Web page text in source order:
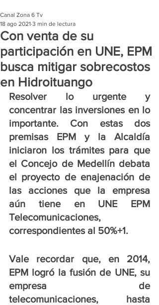
Con venta de su
participación en UNE, EPM
busca mitigar sobrecostos
en Hidroituango
Canal Zona 6 Tv
18 ago 2021 3 min de lectura
Resolver lo urgente y
concentrar las inversiones en lo
importante. Con estas dos
premisas EPM y la Alcaldía
iniciaron los trámites para que
el Concejo de Medellín debata
el proyecto de enajenación de
las acciones que la empresa
aún tiene en UNE EPM
Telecomunicaciones,
correspondientes al 50%+1.
Vale recordar que, en 2014,
EPM logró la fusión de UNE, su
empresa de
telecomunicaciones, hasta